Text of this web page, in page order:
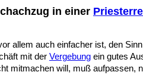
in einer
allem auch einfacher ist, den
mit der Vergebung ein gutes
mitmachen will, muß aufpassen,